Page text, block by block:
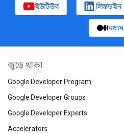
ইউটিউব লিঙ্কডইন
মধ্যম
জুড়ে থাকা
Google Developer Program
Google Developer Groups
Google Developer Experts
Accelerators